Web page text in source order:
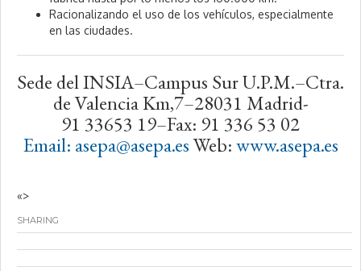
Racionalizando el uso de los vehículos, especialmente
en las ciudades.
Sede del INSIA–Campus Sur U.P.M.–Ctra.
de Valencia Km,7–28031 Madrid-
91 33653 19–Fax: 91 336 53 02
Email: asepa@asepa.esWeb:www.asepa.es
«>
SHARING